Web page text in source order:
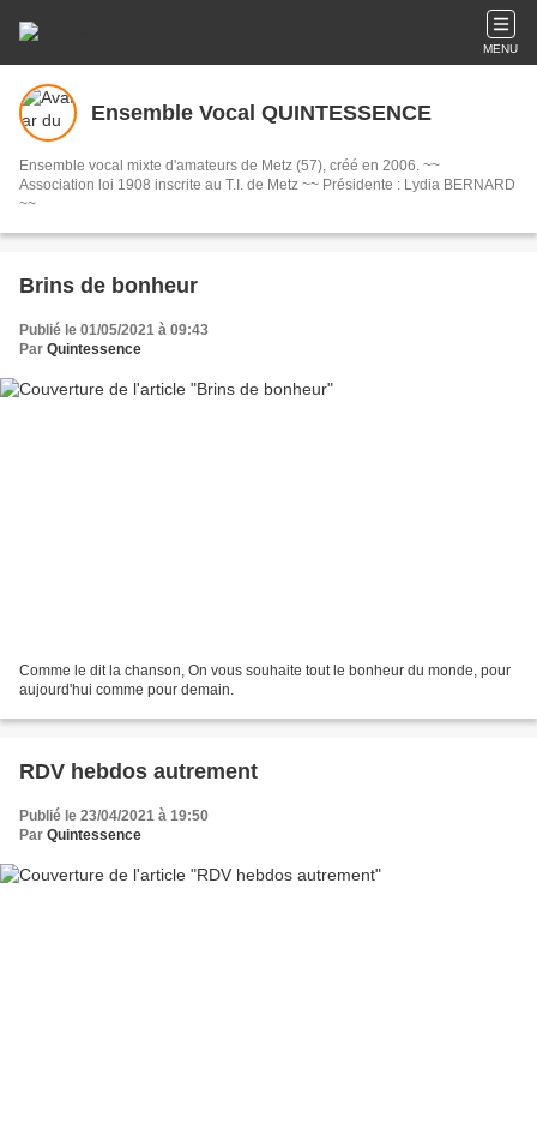
MENU
Ensemble Vocal QUINTESSENCE
Ensemble vocal mixte d'amateurs de Metz (57), créé en 2006. ~~
Association loi 1908 inscrite au T.I. de Metz ~~ Présidente : Lydia BERNARD
~~
Brins de bonheur
Publié le 01/05/2021 à 09:43
Par Quintessence
Comme le dit la chanson, On vous souhaite tout le bonheur du monde, pour
aujourd'hui comme pour demain.
RDV hebdos autrement
Publié le 23/04/2021 à 19:50
Par Quintessence